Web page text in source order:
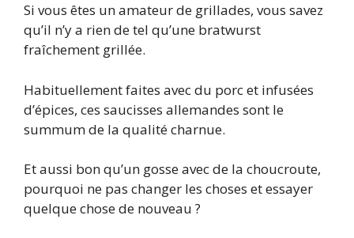
Si vous êtes un amateur de grillades, vous savez
qu’il n’y a rien de tel qu’une bratwurst
fraîchement grillée.
Habituellement faites avec du porc et infusées
d’épices, ces saucisses allemandes sont le
summum de la qualité charnue.
Et aussi bon qu’un gosse avec de la choucroute,
pourquoi ne pas changer les choses et essayer
quelque chose de nouveau ?